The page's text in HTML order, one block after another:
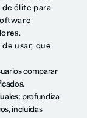
élite para
usar, que
comparar
profundiza
incluidas